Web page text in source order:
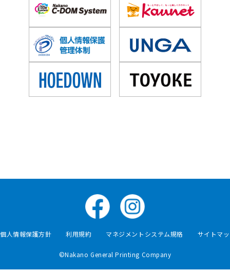
個人情報保護方針 利用規約 マネジメントシステム規格 サイトマ
©Nakano General Printing Company